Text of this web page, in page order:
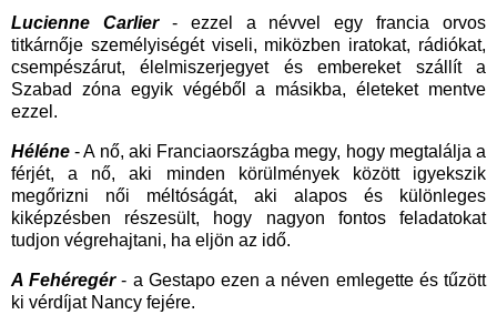
Lucienne Carlier- ezzel a névvel egy francia orvos
titkárnője személyiségét viseli, miközben iratokat, rádiókat,
csempészárut, élelmiszerjegyet és embereket szállít a
Szabad zóna egyik végéből a másikba, életeket mentve
ezzel.
Héléne - A nő, aki Franciaországba megy, hogy megtalálja a
férjét, a nő, aki minden körülmények között igyekszik
megőrizni női méltóságát, aki alapos és különleges
kiképzésben részesült, hogy nagyon fontos feladatokat
tudjon végrehajtani, ha eljön az idő.
A Fehéregér- a Gestapo ezen a néven emlegette és tűzött
ki vérdíjat Nancy fejére.